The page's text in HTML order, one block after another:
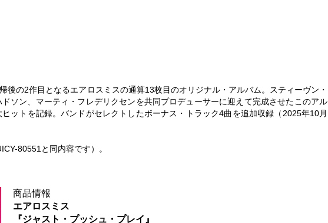
後の2作目となるエアロスミスの通算13枚目のオリジナル・アルバム。スティーヴン・
ソン、マーティ・フレデリクセンを共同プロデューサーに迎えて完成させたこのアル
ットを記録。バンドがセレクトしたボーナス・トラック4曲を追加収録（2025年10月
80551と同内容です）。
商品情報
エアロスミス
『ジャスト・プッシュ・プレイ』